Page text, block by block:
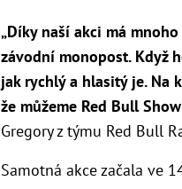
„Díky naší akci má
závodní monopost. Když
jak rychlý a hlasitý je. Na
že můžeme Red Bull
Gregory z týmu Red Bull
Samotná akce začala ve